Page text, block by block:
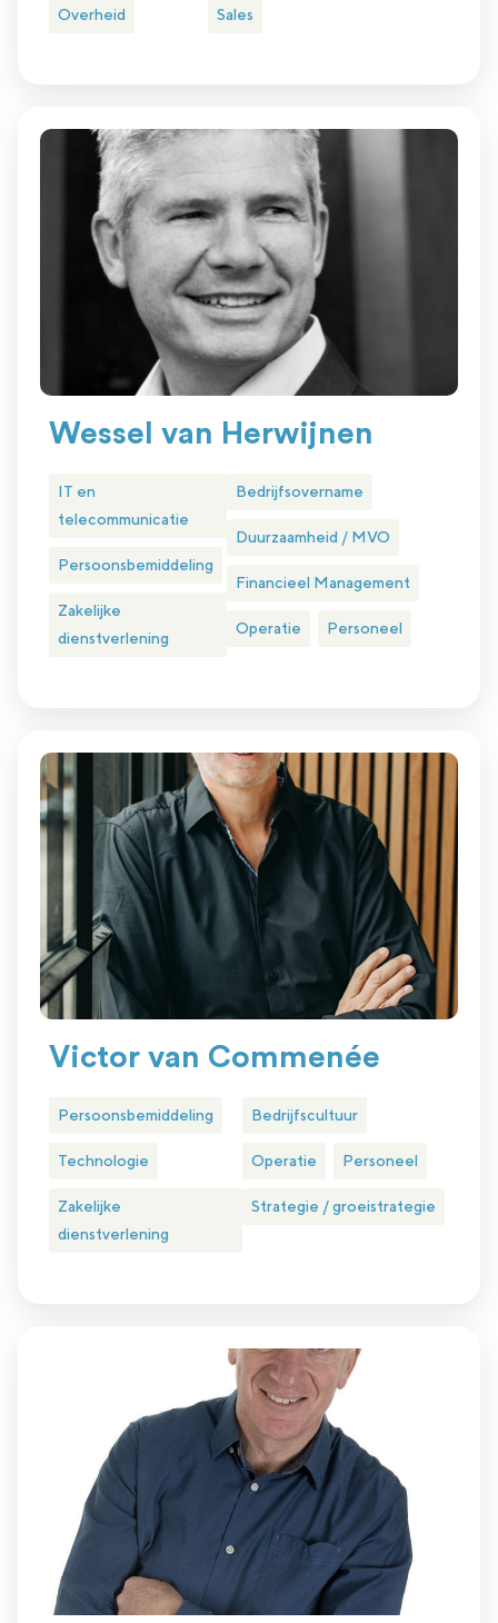
Overheid Sales
Wessel van Herwijnen
IT en
telecommunicatie
Persoonsbemiddeling
Zakelijke
dienstverlening
Bedrijfsovername
Duurzaamheid / MVO
Financieel Management
Operatie Personeel
Victor van Commenée
Persoonsbemiddeling
Technologie
Zakelijke
dienstverlening
Bedrijfscultuur
Operatie Personeel
Strategie / groeistrategie